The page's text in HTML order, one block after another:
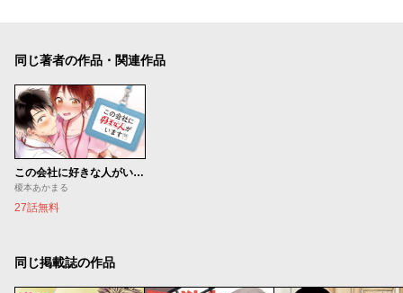
同じ著者の作品・関連作品
この会社に好きな人がいます
榎本あかまる
27話無料
同じ掲載誌の作品